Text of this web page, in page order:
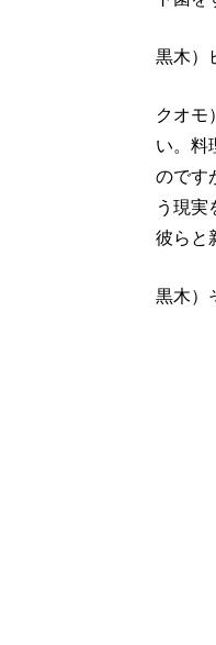
黒木）
クオモ
い。料
のです
う現実
彼らと
黒木）